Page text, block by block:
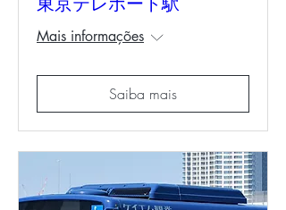
Mais informações
Saiba mais